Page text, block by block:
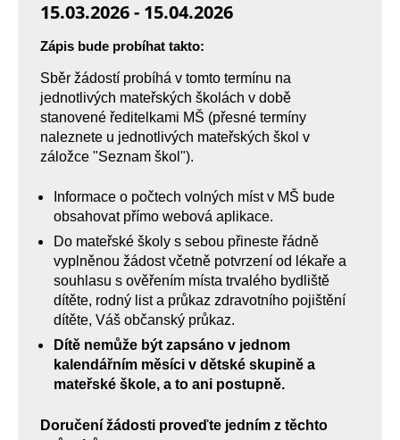
15.03.2026 - 15.04.2026
Zápis bude probíhat takto:
Sběr žádostí probíhá v tomto termínu na
jednotlivých mateřských školách v době
stanovené ředitelkami MŠ (přesné termíny
naleznete u jednotlivých mateřských škol v
záložce "Seznam škol").
Informace o počtech volných míst v MŠ bude
obsahovat přímo webová aplikace.
Do mateřské školy s sebou přineste řádně
vyplněnou žádost včetně potvrzení od lékaře a
souhlasu s ověřením místa trvalého bydliště
dítěte, rodný list a průkaz zdravotního pojištění
dítěte, Váš občanský průkaz.
Dítě nemůže být zapsáno v jednom
kalendářním měsíci v dětské skupině a
mateřské škole, a to ani postupně.
Doručení žádosti proveďte jedním z těchto